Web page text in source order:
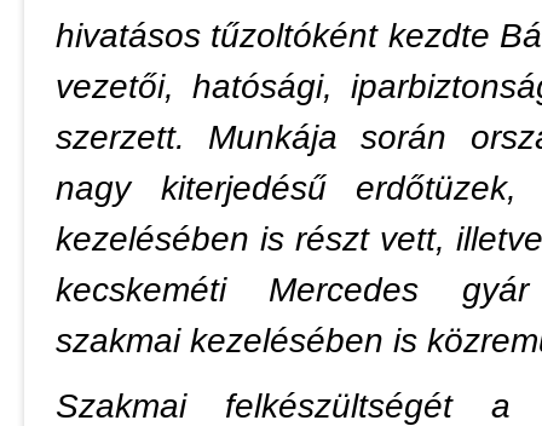
hivatásos tűzoltóként kezdte
vezetői, hatósági,
szerzett. Munkája során
nagy kiterjedésű
kezelésében is részt vett,
kecskeméti Mercedes gyár
szakmai kezelésében is
Szakmai felkészültségét